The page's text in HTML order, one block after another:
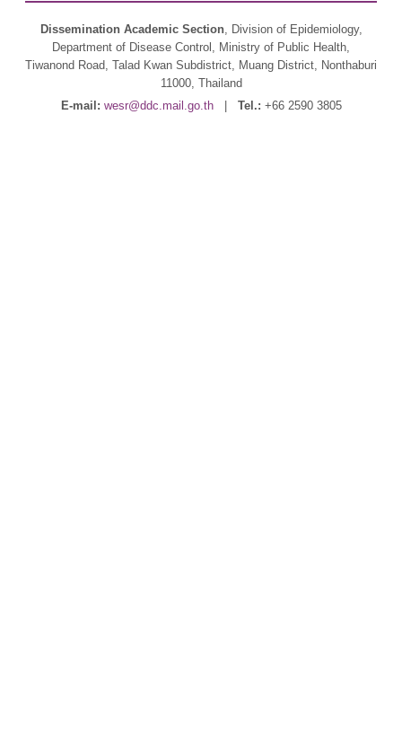
Dissemination Academic Section, Division of Epidemiology,
Department of Disease Control, Ministry of Public Health,
Tiwanond Road, Talad Kwan Subdistrict, Muang District, Nonthaburi
11000, Thailand
E-mail: wesr@ddc.mail.go.th| Tel.: +66 2590 3805